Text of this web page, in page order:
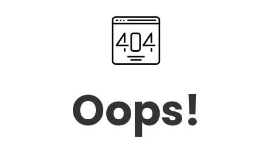
Oops!